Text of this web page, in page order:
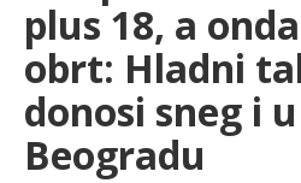
EXTRA
plus 18, a
obrt: Hladni
donosi sneg i u
Beogradu